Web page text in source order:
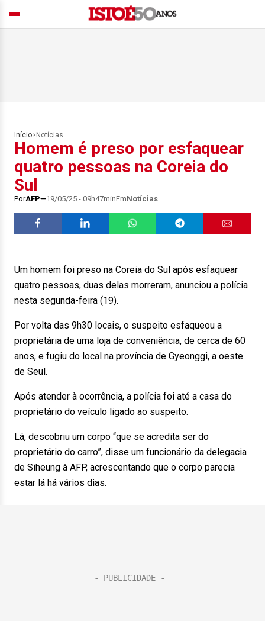
Início> Notícias
Homem é preso por esfaquear
quatro pessoas na Coreia do
Sul
PorAFP 19/05/25 - 09h47minEmNotícias
Um homem foi preso na Coreia do Sul após esfaquear
quatro pessoas, duas delas morreram, anunciou a polícia
nesta segunda-feira (19).
Por volta das 9h30 locais, o suspeito esfaqueou a
proprietária de uma loja de conveniência, de cerca de 60
anos, e fugiu do local na província de Gyeonggi, a oeste
de Seul.
Após atender à ocorrência, a polícia foi até a casa do
proprietário do veículo ligado ao suspeito.
Lá, descobriu um corpo “que se acredita ser do
proprietário do carro”, disse um funcionário da delegacia
de Siheung à AFP, acrescentando que o corpo parecia
estar lá há vários dias.